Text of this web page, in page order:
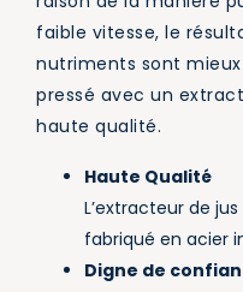
faible vitesse, le
nutriments sont mieux
pressé avec un
haute qualité.
Haute Qualité
L’extracteur de
fabriqué en acier
Digne de